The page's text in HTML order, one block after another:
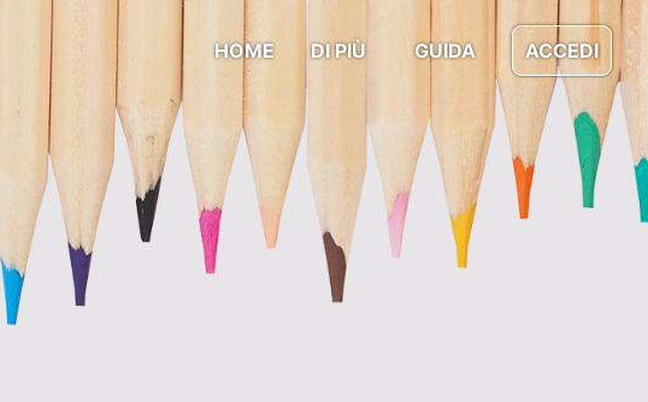
HOME DI PIÙ GUIDA ACCEDI